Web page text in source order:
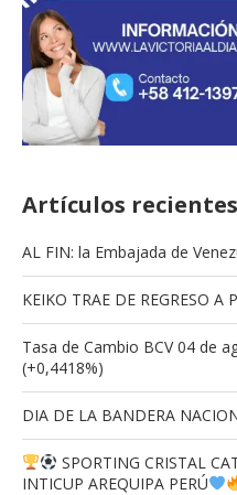
Artículos recientes
AL FIN: la Embajada de
KEIKO TRAE DE REGRESO A
Tasa de Cambio BCV 04 de
(+0,4418%)
DIA DE LA BANDERA
SPORTING CRISTAL
INTICUP AREQUIPA PERÚ